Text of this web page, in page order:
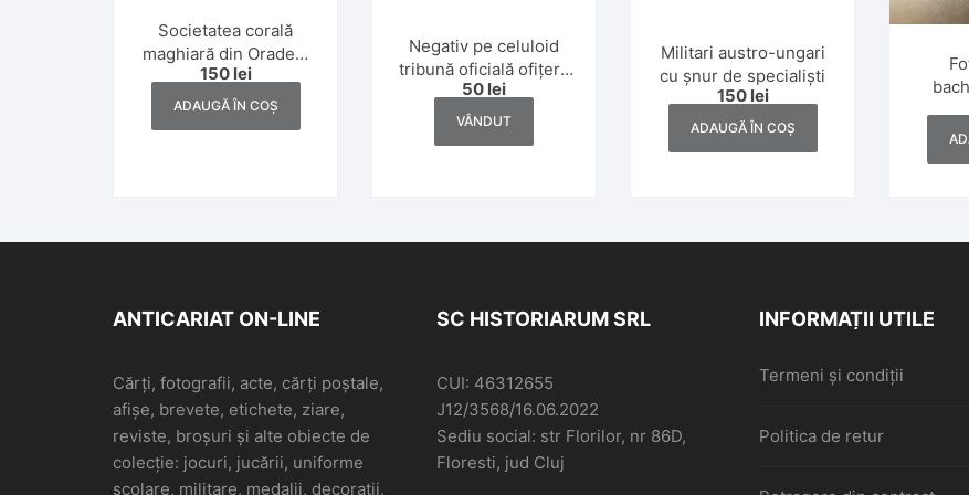
Societatea corală
maghiară din Oradea,
perioada interbelică
150 lei
ADAUGĂ ÎN COȘ
Negativ pe celuloid
tribună oficială ofițeri,
România, anii 1930
50 lei
VÂNDUT
Militari austro-ungari
cu șnur de specialiști
150 lei
ADAUGĂ ÎN COȘ
ANTICARIAT ON-LINE
Cărți, fotografii, acte, cărți poștale,
afișe, brevete, etichete, ziare,
reviste, broșuri și alte obiecte de
colecție: jocuri, jucării, uniforme
școlare, militare, medalii, decorații,
SC HISTORIARUM SRL
CUI: 46312655
J12/3568/16.06.2022
Sediu social: str Florilor, nr 86D,
Floresti, jud Cluj
INFORMAȚII UTILE
Termeni și condiții
Politica de retur